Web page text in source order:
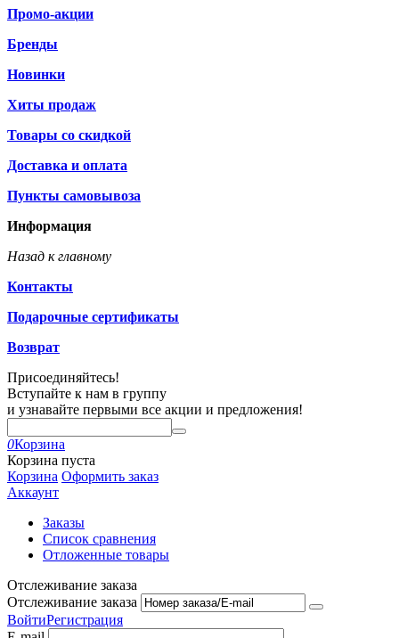
Промо-акции
Бренды
Новинки
Хиты продаж
Товары со скидкой
Доставка и оплата
Пункты самовывоза
Информация
Назад к главному
Контакты
Подарочные сертификаты
Возврат
Присоединяйтесь!
Вступайте к нам в группу
и узнавайте первыми все акции и предложения!
0Корзина
Корзина пуста
Корзина Оформить заказ
Аккаунт
Заказы
Список сравнения
Отложенные товары
Отслеживание заказа
Отслеживание заказа
ВойтиРегистрация